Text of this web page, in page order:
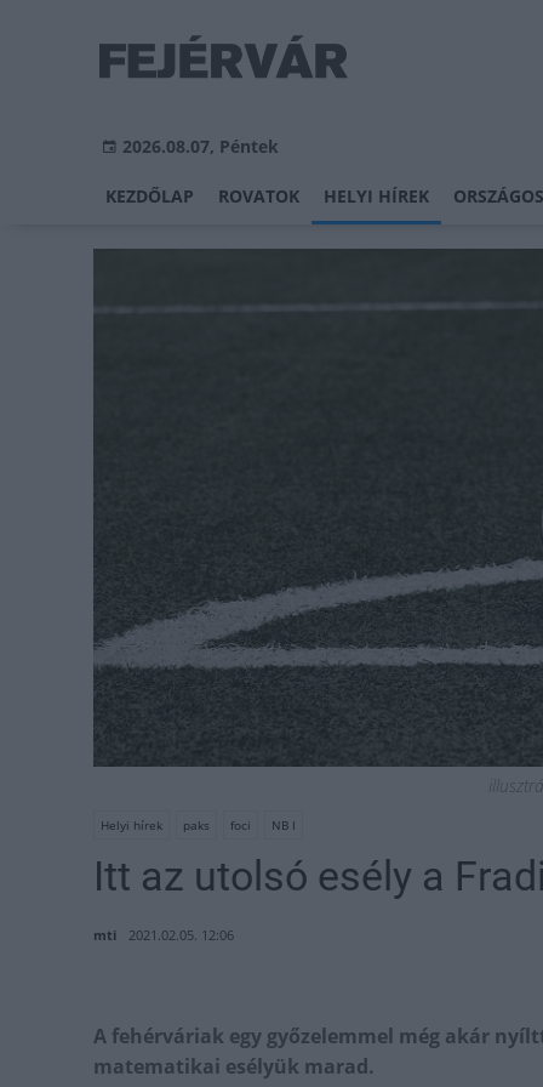
2026.08.07, Péntek
KEZDŐLAP ROVATOK HELYI HÍREK
Helyi hírek paks foci NB I
Itt az utolsó esély a
mti 2021.02.05. 12:06
A fehérváriak egy győzelemmel még akár
matematikai esélyük marad.